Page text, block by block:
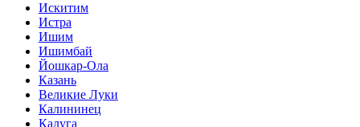
Искитим
Истра
Ишим
Ишимбай
Йошкар-Ола
Казань
Великие Луки
Калининец
Калуга